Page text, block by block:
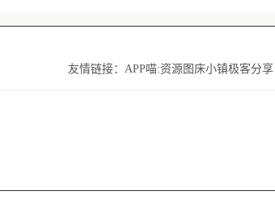
友情链接： APP喵:资源 图床小镇极客分享